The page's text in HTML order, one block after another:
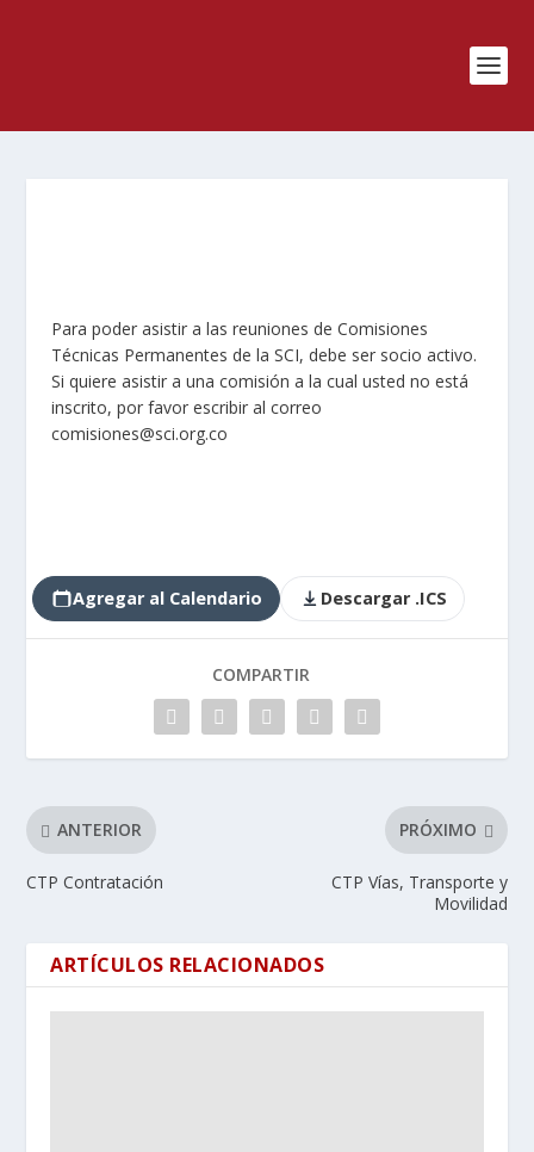
Para poder asistir a las reuniones de Comisiones
Técnicas Permanentes de la SCI, debe ser socio activo.
Si quiere asistir a una comisión a la cual usted no está
inscrito, por favor escribir al correo
comisiones@sci.org.co
Agregar al Calendario Descargar .ICS
COMPARTIR
ANTERIOR
CTP Contratación
PRÓXIMO
CTP Vías, Transporte y
Movilidad
ARTÍCULOS RELACIONADOS